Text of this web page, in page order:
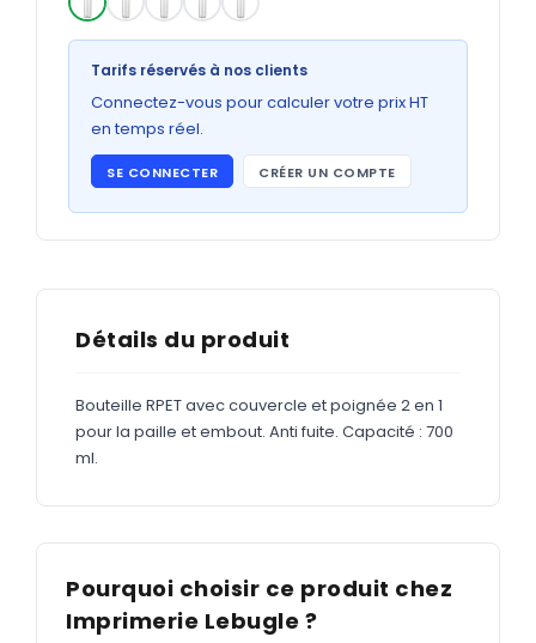
Abribus
Bâche
Panneaux
Étiquettes adhésives
Adhésifs vitrine
Sweatshirts Nouveau
Tarifs réservés à nos clients
Connectez-vous pour calculer votre prix HT
en temps réel.
SE CONNECTER CRÉER UN COMPTE
Détails du produit
Bouteille RPET avec couvercle et poignée 2 en 1
pour la paille et embout. Anti fuite. Capacité : 700
ml.
Pourquoi choisir ce produit chez
Imprimerie Lebugle ?